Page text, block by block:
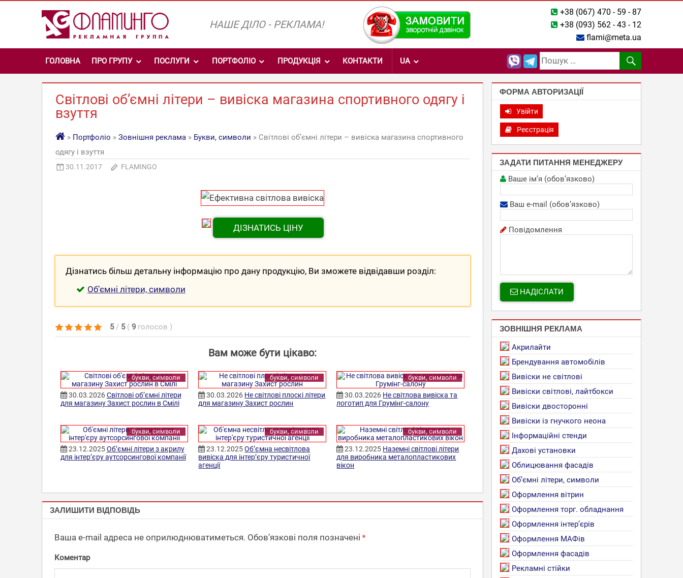
НАШЕ ДІЛО - РЕКЛАМА!
+38 (067) 470 - 59 - 87
+38 (093) 562 - 43 - 12
flami@meta.ua
ГОЛОВНА ПРО ГРУПУ ПОСЛУГИ ПОРТФОЛІО ПРОДУКЦІЯ КОНТАКТИ UA
Світлові об’ємні літери – вивіска магазина спортивного одягу і
взуття
» Портфоліо » Зовнішня реклама» Букви, символи » Світлові об’ємні літери – вивіска магазина спортивного
одягу і взуття
30.11.2017 FLAMINGO
ДІЗНАТИСЬ ЦІНУ
Дізнатись більш детальну інформацію про дану продукцію, Ви зможете відвідавши розділ:
Об’ємні літери, символи
5 / 5 ( 9 голосов )
Вам може бути цікаво:
букви, символи
30.03.2026Світлові об’ємні літери
для магазину Захист рослин в Смілі
букви, символи
30.03.2026 Не світлові плоскі літери
для магазину Захист рослин
букви, символи
30.03.2026 Не світлова вивіска та
логотип для Грумінг-салону
букви, символи
23.12.2025Об’ємні літери з акрилу
для інтер’єру аутсорсингової компанії
букви, символи
23.12.2025Об’ємна несвітлова
вивіска для інтер’єру туристичної
агенції
букви, символи
23.12.2025 Наземні світлові літери
для виробника металопластикових
вікон
БУКВИ,
СИМВОЛИ
ЗАЛИШИТИ ВІДПОВІДЬ
Ваша e-mail адреса не оприлюднюватиметься. Обов’язкові поля позначені *
Коментар
ФОРМА АВТОРИЗАЦІЇ
Увійти
Реєстрація
ЗАДАТИ ПИТАННЯ МЕНЕДЖЕРУ
Ваше ім’я (обов’язково)
Ваш e-mail (обов’язково)
Повідомлення
НАДІСЛАТИ
ЗОВНІШНЯ РЕКЛАМА
Акрилайти
Брендування автомобілів
Вивіски не світлові
Вивіски світлові, лайтбокси
Вивіски двосторонні
Вивіски із гнучкого неона
Інформаційні стенди
Дахові установки
Облицювання фасадів
Об’ємні літери, символи
Оформлення вітрин
Оформлення торг. обладнання
Оформлення інтер’єрів
Оформлення МАФів
Оформлення фасадів
Рекламні стійки